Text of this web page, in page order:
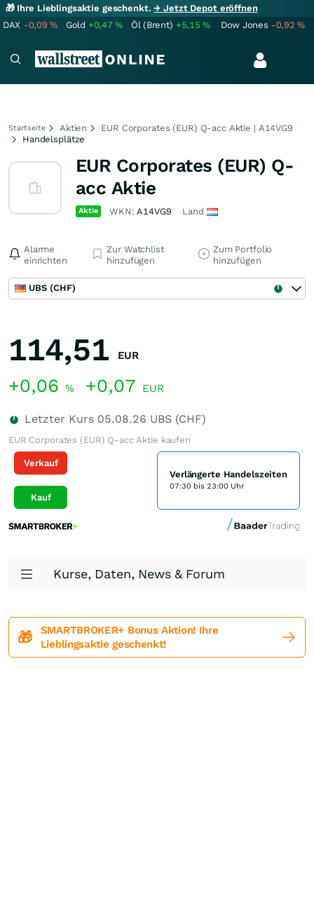
🎁 Ihre Lieblingsaktie geschenkt.→ Jetzt Depot eröffnen
DAX -0,09% Gold +0,47% Öl (Brent) +5,15% Dow Jones -0,92%
Startseite Aktien
EUR Corporates (EUR) Q-acc Aktie | A14VG9
Handelsplätze
EUR Corporates (EUR) Q-
acc Aktie
Aktie WKN:A14VG9 Land
Alarme
einrichten
Zur Watchlist
hinzufügen
Zum Portfolio
hinzufügen
UBS (CHF)
114,51 EUR
+0,06 % +0,07 EUR
Letzter Kurs 05.08.26 UBS (CHF)
EUR Corporates (EUR) Q-acc Aktie kaufen
Verkauf
Kauf
Verlängerte Handelszeiten
07:30 bis 23:00 Uhr
Kurse, Daten, News & Forum
🎁
SMARTBROKER+ Bonus Aktion! Ihre
Lieblingsaktie geschenkt!